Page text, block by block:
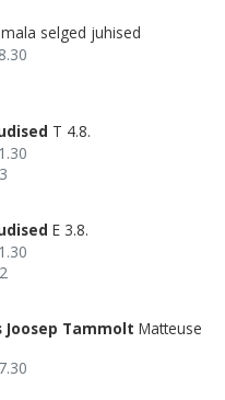
selged juhised
T 4.8.
E 3.8.
Joosep Tammolt Matteuse